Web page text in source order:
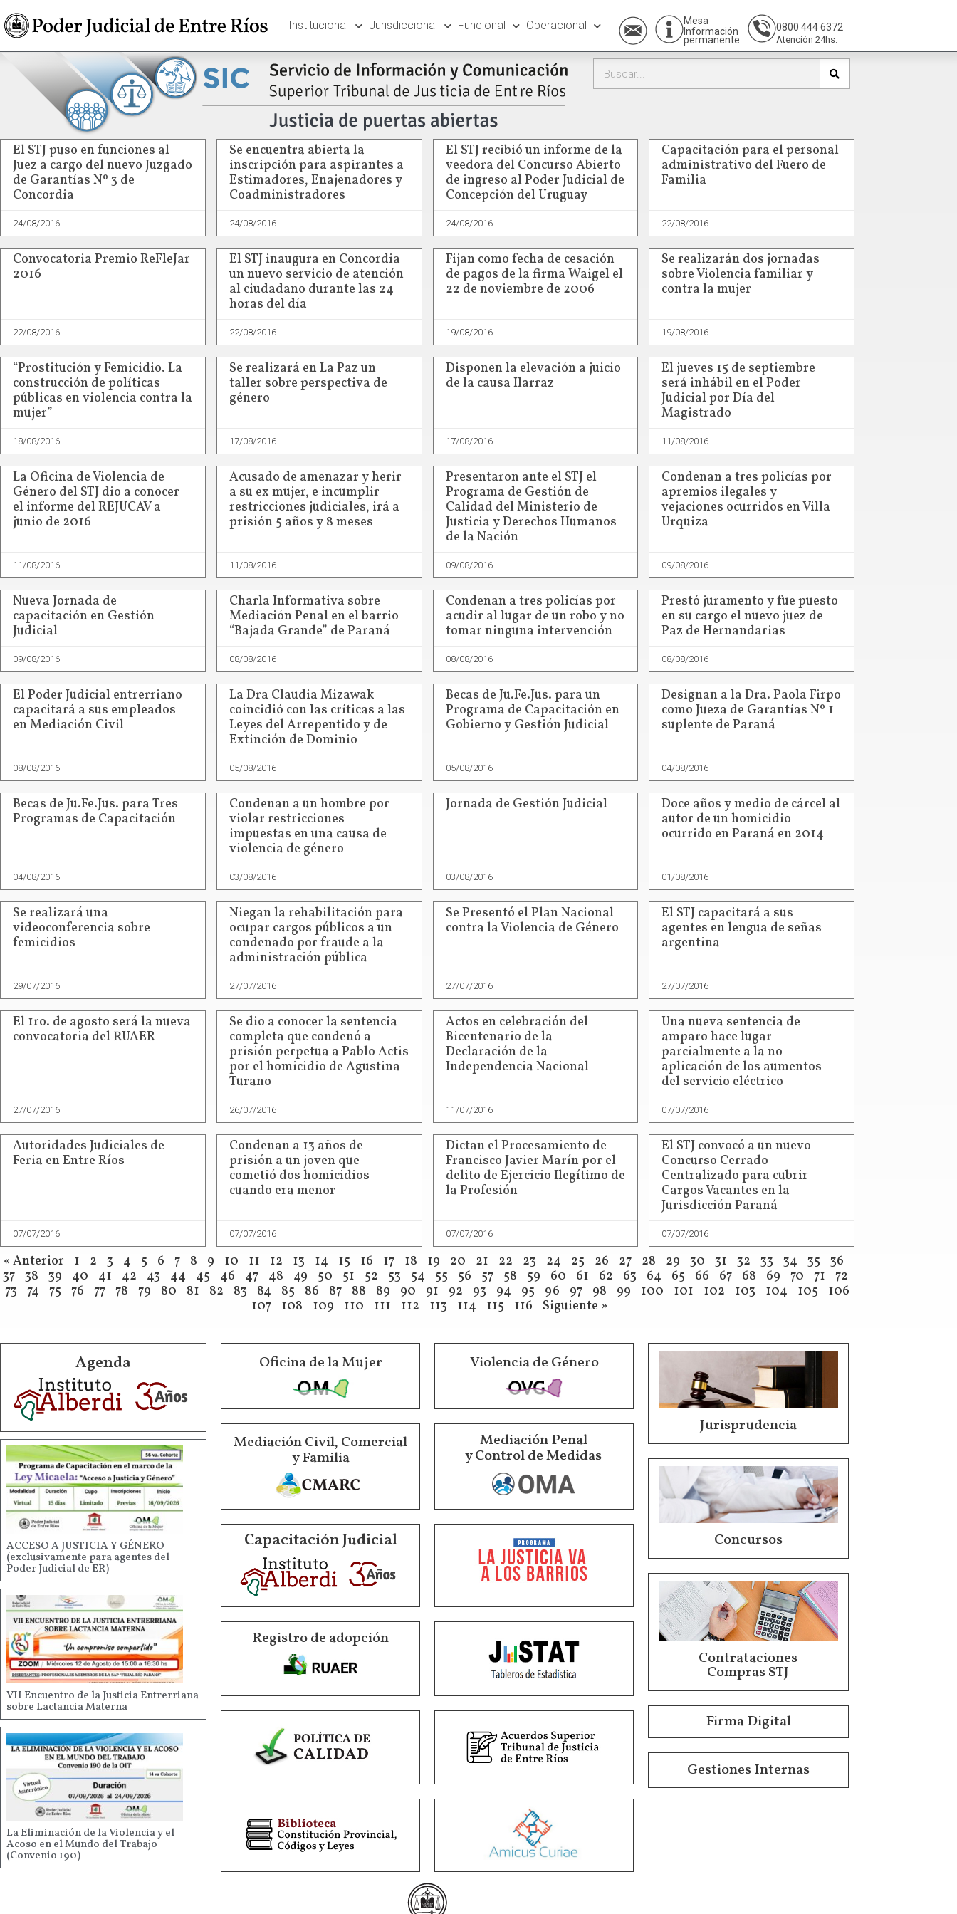
Institucional Jurisdiccional Funcional Operacional
Mesa
Información
permanente
0800 444 6372
Atención 24hs.
El STJ puso en funciones al
Juez a cargo del nuevo Juzgado
de Garantías Nº 3 de
Concordia
24/08/2016
Se encuentra abierta la
inscripción para aspirantes a
Estimadores, Enajenadores y
Coadministradores
24/08/2016
El STJ recibió un informe de la
veedora del Concurso Abierto
de ingreso al Poder Judicial de
Concepción del Uruguay
24/08/2016
Capacitación para el personal
administrativo del Fuero de
Familia
22/08/2016
Convocatoria Premio ReFleJar
2016
22/08/2016
El STJ inaugura en Concordia
un nuevo servicio de atención
al ciudadano durante las 24
horas del día
22/08/2016
Fijan como fecha de cesación
de pagos de la firma Waigel el
22 de noviembre de 2006
19/08/2016
Se realizarán dos jornadas
sobre Violencia familiar y
contra la mujer
19/08/2016
“Prostitución y Femicidio. La
construcción de políticas
públicas en violencia contra la
mujer”
18/08/2016
Se realizará en La Paz un
taller sobre perspectiva de
género
17/08/2016
Disponen la elevación a juicio
de la causa Ilarraz
17/08/2016
El jueves 15 de septiembre
será inhábil en el Poder
Judicial por Día del
Magistrado
11/08/2016
La Oficina de Violencia de
Género del STJ dio a conocer
el informe del REJUCAV a
junio de 2016
11/08/2016
Acusado de amenazar y herir
a su ex mujer, e incumplir
restricciones judiciales, irá a
prisión 5 años y 8 meses
11/08/2016
Presentaron ante el STJ el
Programa de Gestión de
Calidad del Ministerio de
Justicia y Derechos Humanos
de la Nación
09/08/2016
Condenan a tres policías por
apremios ilegales y
vejaciones ocurridos en Villa
Urquiza
09/08/2016
Nueva Jornada de
capacitación en Gestión
Judicial
09/08/2016
Charla Informativa sobre
Mediación Penal en el barrio
“Bajada Grande” de Paraná
08/08/2016
Condenan a tres policías por
acudir al lugar de un robo y no
tomar ninguna intervención
08/08/2016
Prestó juramento y fue puesto
en su cargo el nuevo juez de
Paz de Hernandarias
08/08/2016
El Poder Judicial entrerriano
capacitará a sus empleados
en Mediación Civil
08/08/2016
La Dra Claudia Mizawak
coincidió con las críticas a las
Leyes del Arrepentido y de
Extinción de Dominio
05/08/2016
Becas de Ju.Fe.Jus. para un
Programa de Capacitación en
Gobierno y Gestión Judicial
05/08/2016
Designan a la Dra. Paola Firpo
como Jueza de Garantías Nº 1
suplente de Paraná
04/08/2016
Becas de Ju.Fe.Jus. para Tres
Programas de Capacitación
04/08/2016
Condenan a un hombre por
violar restricciones
impuestas en una causa de
violencia de género
03/08/2016
Jornada de Gestión Judicial
03/08/2016
Doce años y medio de cárcel al
autor de un homicidio
ocurrido en Paraná en 2014
01/08/2016
Se realizará una
videoconferencia sobre
femicidios
29/07/2016
Niegan la rehabilitación para
ocupar cargos públicos a un
condenado por fraude a la
administración pública
27/07/2016
Se Presentó el Plan Nacional
contra la Violencia de Género
27/07/2016
El STJ capacitará a sus
agentes en lengua de señas
argentina
27/07/2016
El 1ro. de agosto será la nueva
convocatoria del RUAER
27/07/2016
Se dio a conocer la sentencia
completa que condenó a
prisión perpetua a Pablo Actis
por el homicidio de Agustina
Turano
26/07/2016
Actos en celebración del
Bicentenario de la
Declaración de la
Independencia Nacional
11/07/2016
Una nueva sentencia de
amparo hace lugar
parcialmente a la no
aplicación de los aumentos
del servicio eléctrico
07/07/2016
Autoridades Judiciales de
Feria en Entre Ríos
07/07/2016
Condenan a 13 años de
prisión a un joven que
cometió dos homicidios
cuando era menor
07/07/2016
Dictan el Procesamiento de
Francisco Javier Marín por el
delito de Ejercicio Ilegítimo de
la Profesión
07/07/2016
El STJ convocó a un nuevo
Concurso Cerrado
Centralizado para cubrir
Cargos Vacantes en la
Jurisdicción Paraná
07/07/2016
« Anterior 1 2 3 4 5 6 7 8 9 10 11 12 13 14 15 16 17 18 19 20 21 22 23 24 25 26 27 28 29 30 31 32 33 34 35 36
37 38 39 40 41 42 43 44 45 46 47 48 49 50 51 52 53 54 55 56 57 58 59 60 61 62 63 64 65 66 67 68 69 70 71 72
73 74 75 76 77 78 79 80 81 82 83 84 85 86 87 88 89 90 91 92 93 94 95 96 97 98 99 100 101 102 103 104 105
106
107
108 109 110 111 112 113 114 115 116 Siguiente »
Agenda
ACCESO A JUSTICIA Y GÉNERO
(exclusivamente para agentes del
Poder Judicial de ER)
VII Encuentro de la Justicia Entrerriana
sobre Lactancia Materna
La Eliminación de la Violencia y el
Acoso en el Mundo del Trabajo
(Convenio 190)
Oficina de la Mujer Violencia de Género
Mediación Civil, Comercial
y Familia
Mediación Penal
y Control de Medidas
Capacitación Judicial
Registro de adopción
Jurisprudencia
Concursos
Contrataciones
Compras STJ
Firma Digital
Gestiones Internas